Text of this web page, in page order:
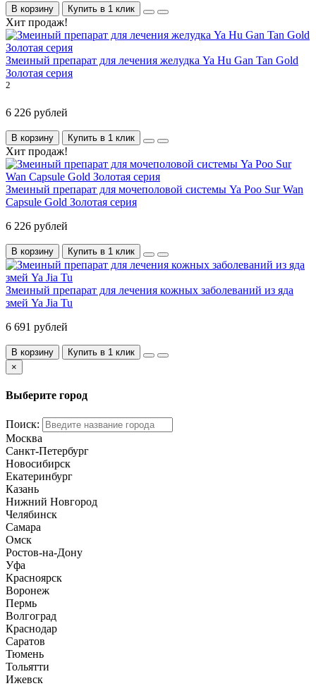
В корзину Купить в 1 клик
Хит продаж!
Змеиный препарат для лечения желудка Ya Hu Gan Tan Gold
Золотая серия
2
6 226 рублей
В корзину Купить в 1 клик
Хит продаж!
Змеиный препарат для мочеполовой системы Ya Poo Sur Wan
Capsule Gold Золотая серия
6 226 рублей
В корзину Купить в 1 клик
Змеиный препарат для лечения кожных заболеваний из яда
змей Ya Jia Tu
6 691 рублей
В корзину
Купить в 1 клик
×
Выберите город
Поиск:
Москва
Санкт-Петербург
Новосибирск
Екатеринбург
Казань
Нижний Новгород
Челябинск
Самара
Омск
Ростов-на-Дону
Уфа
Красноярск
Воронеж
Пермь
Волгоград
Краснодар
Саратов
Тюмень
Тольятти
Ижевск